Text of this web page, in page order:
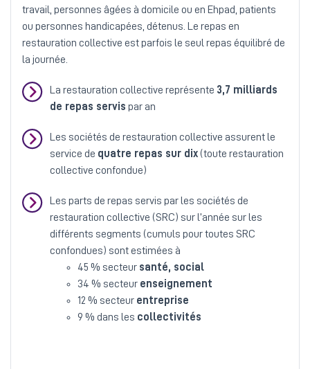
travail, personnes âgées à domicile ou en Ehpad, patients
ou personnes handicapées, détenus. Le repas en
restauration collective est parfois le seul repas équilibré de
la journée.
La restauration collective représente 3,7 milliards
de repas servis par an
Les sociétés de restauration collective assurent le
service de quatre repas sur dix(toute restauration
collective confondue)
Les parts de repas servis par les sociétés de
restauration collective (SRC) sur l’année sur les
différents segments (cumuls pour toutes SRC
confondues) sont estimées à
45 % secteur santé, social
34 % secteur enseignement
12 % secteur entreprise
9 % dans les collectivités